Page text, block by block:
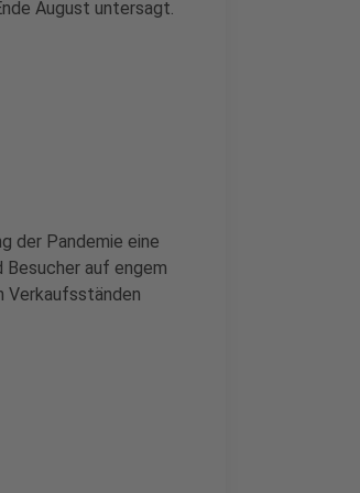
August untersagt.
der Pandemie eine
Besucher auf engem
Verkaufsständen